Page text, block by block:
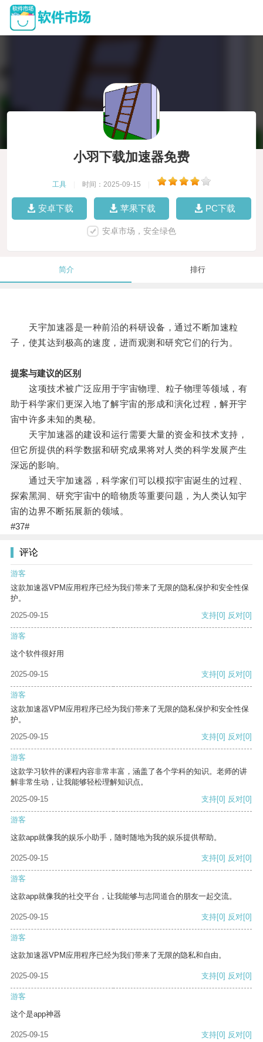
小羽下载加速器免费
工具 时间：2025-09-15
安卓下载 苹果下载 PC下载
安卓市场，安全绿色
简介 排行
天宇加速器是一种前沿的科研设备，通过不断加速粒
子，使其达到极高的速度，进而观测和研究它们的行为。
提案与建议的区别
这项技术被广泛应用于宇宙物理、粒子物理等领域，有
助于科学家们更深入地了解宇宙的形成和演化过程，解开宇
宙中许多未知的奥秘。
天宇加速器的建设和运行需要大量的资金和技术支持，
但它所提供的科学数据和研究成果将对人类的科学发展产生
深远的影响。
通过天宇加速器，科学家们可以模拟宇宙诞生的过程、
探索黑洞、研究宇宙中的暗物质等重要问题，为人类认知宇
宙的边界不断拓展新的领域。
#37#
评论
游客
这款加速器VPM应用程序已经为我们带来了无限的隐私保护和安全性保
护。
2025-09-15
支持[0] 反对[0]
游客
这个软件很好用
2025-09-15 支持[0] 反对[0]
游客
这款加速器VPM应用程序已经为我们带来了无限的隐私保护和安全性保
护。
2025-09-15
支持[0] 反对[0]
游客
这款学习软件的课程内容非常丰富，涵盖了各个学科的知识。老师的讲
解非常生动，让我能够轻松理解知识点。
2025-09-15
支持[0] 反对[0]
游客
这款app就像我的娱乐小助手，随时随地为我的娱乐提供帮助。
2025-09-15 支持[0] 反对[0]
游客
这款app就像我的社交平台，让我能够与志同道合的朋友一起交流。
2025-09-15 支持[0] 反对[0]
游客
这款加速器VPM应用程序已经为我们带来了无限的隐私和自由。
2025-09-15 支持[0] 反对[0]
游客
这个是app神器
2025-09-15 支持[0] 反对[0]